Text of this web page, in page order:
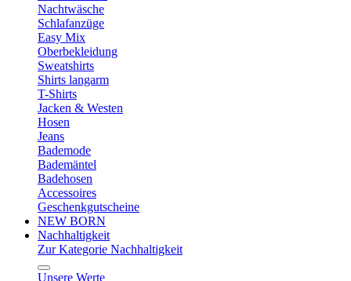
Nachtwäsche
Schlafanzüge
Easy Mix
Oberbekleidung
Sweatshirts
Shirts langarm
T-Shirts
Jacken & Westen
Hosen
Jeans
Bademode
Bademäntel
Badehosen
Accessoires
Geschenkgutscheine
NEW BORN
Nachhaltigkeit
Zur Kategorie Nachhaltigkeit
Unsere Werte